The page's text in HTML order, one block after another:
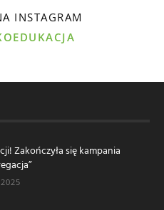
INSTAGRAM
Zakończyła się kampania